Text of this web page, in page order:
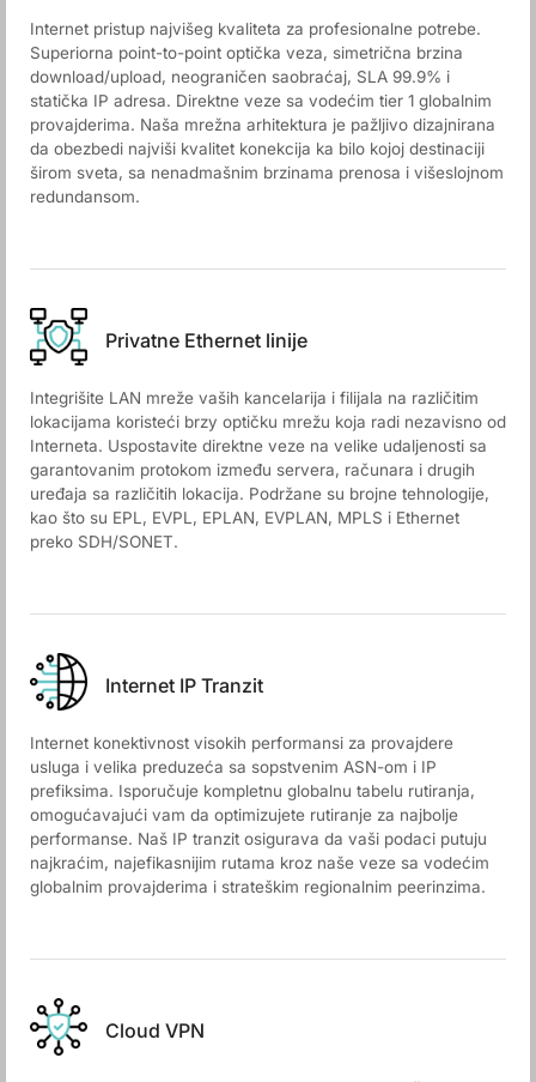
Internet pristup najvišeg kvaliteta za profesionalne potrebe.
Superiorna point-to-point optička veza, simetrična brzina
download/upload, neograničen saobraćaj, SLA 99.9% i
statička IP adresa. Direktne veze sa vodećim tier 1 globalnim
provajderima. Naša mrežna arhitektura je pažljivo dizajnirana
da obezbedi najviši kvalitet konekcija ka bilo kojoj destinaciji
širom sveta, sa nenadmašnim brzinama prenosa i višeslojnom
redundansom.
Privatne Ethernet linije
Integrišite LAN mreže vaših kancelarija i filijala na različitim
lokacijama koristeći brzу optičku mrežu koja radi nezavisno od
Interneta. Uspostavite direktne veze na velike udaljenosti sa
garantovanim protokom između servera, računara i drugih
uređaja sa različitih lokacija. Podržane su brojne tehnologije,
kao što su EPL, EVPL, EPLAN, EVPLAN, MPLS i Ethernet
preko SDH/SONET.
Internet IP Tranzit
Internet konektivnost visokih performansi za provajdere
usluga i velika preduzeća sa sopstvenim ASN-om i IP
prefiksima. Isporučuje kompletnu globalnu tabelu rutiranja,
omogućavajući vam da optimizujete rutiranje za najbolje
performanse. Naš IP tranzit osigurava da vaši podaci putuju
najkraćim, najefikasnijim rutama kroz naše veze sa vodećim
globalnim provajderima i strateškim regionalnim peerinzima.
Cloud VPN